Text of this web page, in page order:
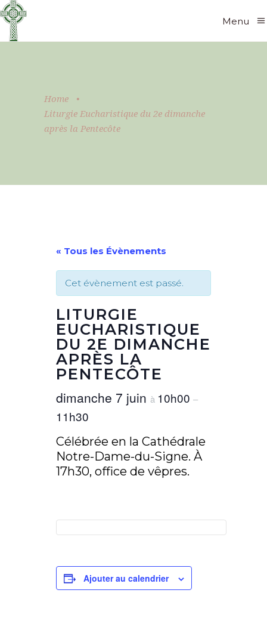
Menu
Home
•
Liturgie Eucharistique du 2e dimanche
après la Pentecôte
« Tous les Évènements
Cet évènement est passé.
LITURGIE
EUCHARISTIQUE
DU 2E DIMANCHE
APRÈS LA
PENTECÔTE
dimanche 7 juin à 10h00 –
11h30
Célébrée en la Cathédrale
Notre-Dame-du-Signe. À
17h30, office de vêpres.
Ajouter au calendrier